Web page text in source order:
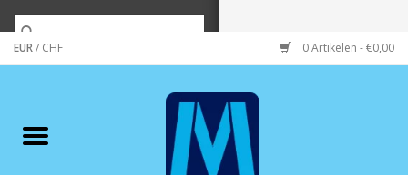
EUR/ CHF 0 Artikelen - €0,00
Merken